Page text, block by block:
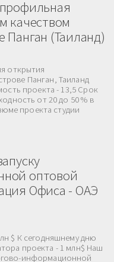
качеством
Панган (Таиланд)
открытия
Панган, Таиланд
проекта - 13,5 Срок
от 20 до 50 % в
проекта студии
оптовой
Офиса - ОАЭ
$ К сегодняшнему дню
проекта - 1 млн$ Наш
информационной